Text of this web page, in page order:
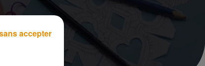
accepter